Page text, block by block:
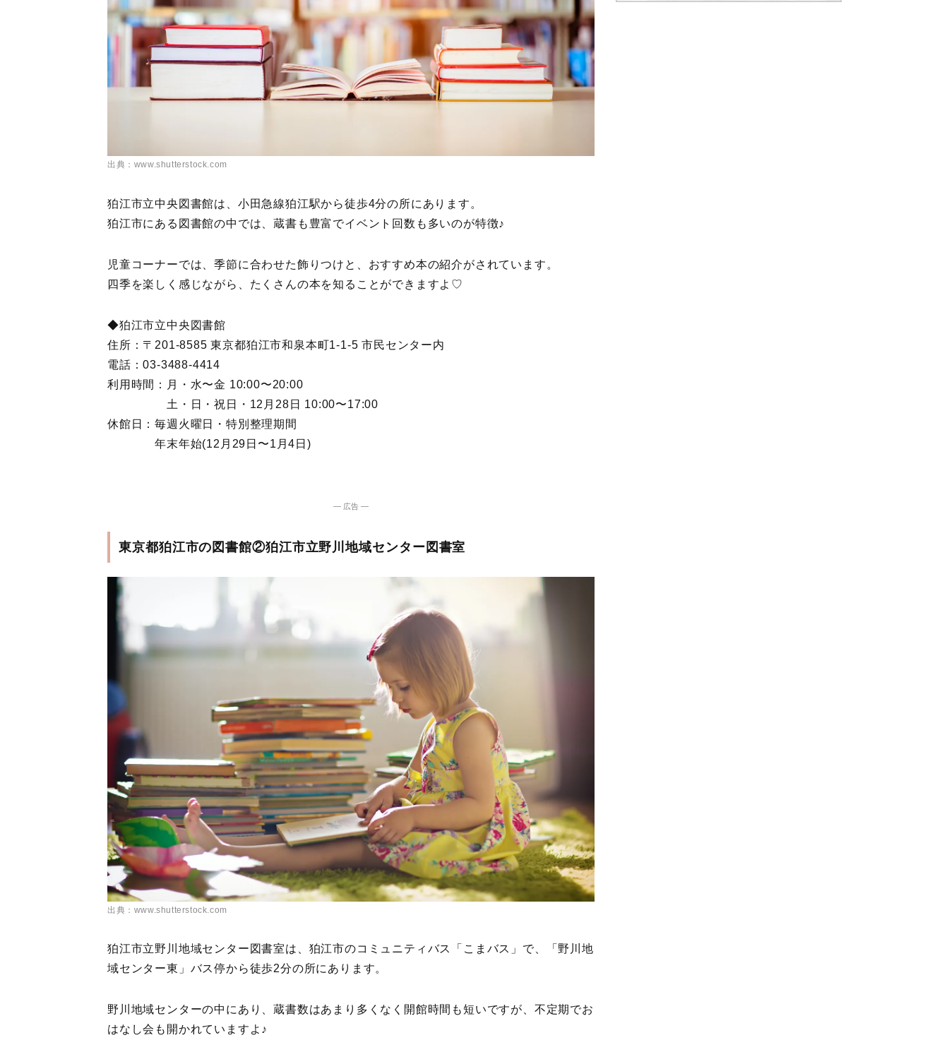
出典：www.shutterstock.com
狛江市立中央図書館は、小田急線狛江駅から徒歩4分の所にあります。
狛江市にある図書館の中では、蔵書も豊富でイベント回数も多いのが特徴♪
児童コーナーでは、季節に合わせた飾りつけと、おすすめ本の紹介がされています。
四季を楽しく感じながら、たくさんの本を知ることができますよ♡
◆狛江市立中央図書館
住所：〒201-8585 東京都狛江市和泉本町1-1-5 市民センター内
電話：03-3488-4414
利用時間：月・水〜金 10:00〜20:00
土・日・祝日・12月28日 10:00〜17:00
休館日：毎週火曜日・特別整理期間
年末年始(12月29日〜1月4日)
― 広告 ―
東京都狛江市の図書館②狛江市立野川地域センター図書室
出典：www.shutterstock.com
狛江市立野川地域センター図書室は、狛江市のコミュニティバス「こまバス」で、「野川地
域センター東」バス停から徒歩2分の所にあります。
野川地域センターの中にあり、蔵書数はあまり多くなく開館時間も短いですが、不定期でお
はなし会も開かれていますよ♪